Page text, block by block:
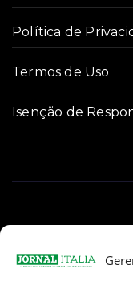
Política de
Termos de Uso
Isenção de